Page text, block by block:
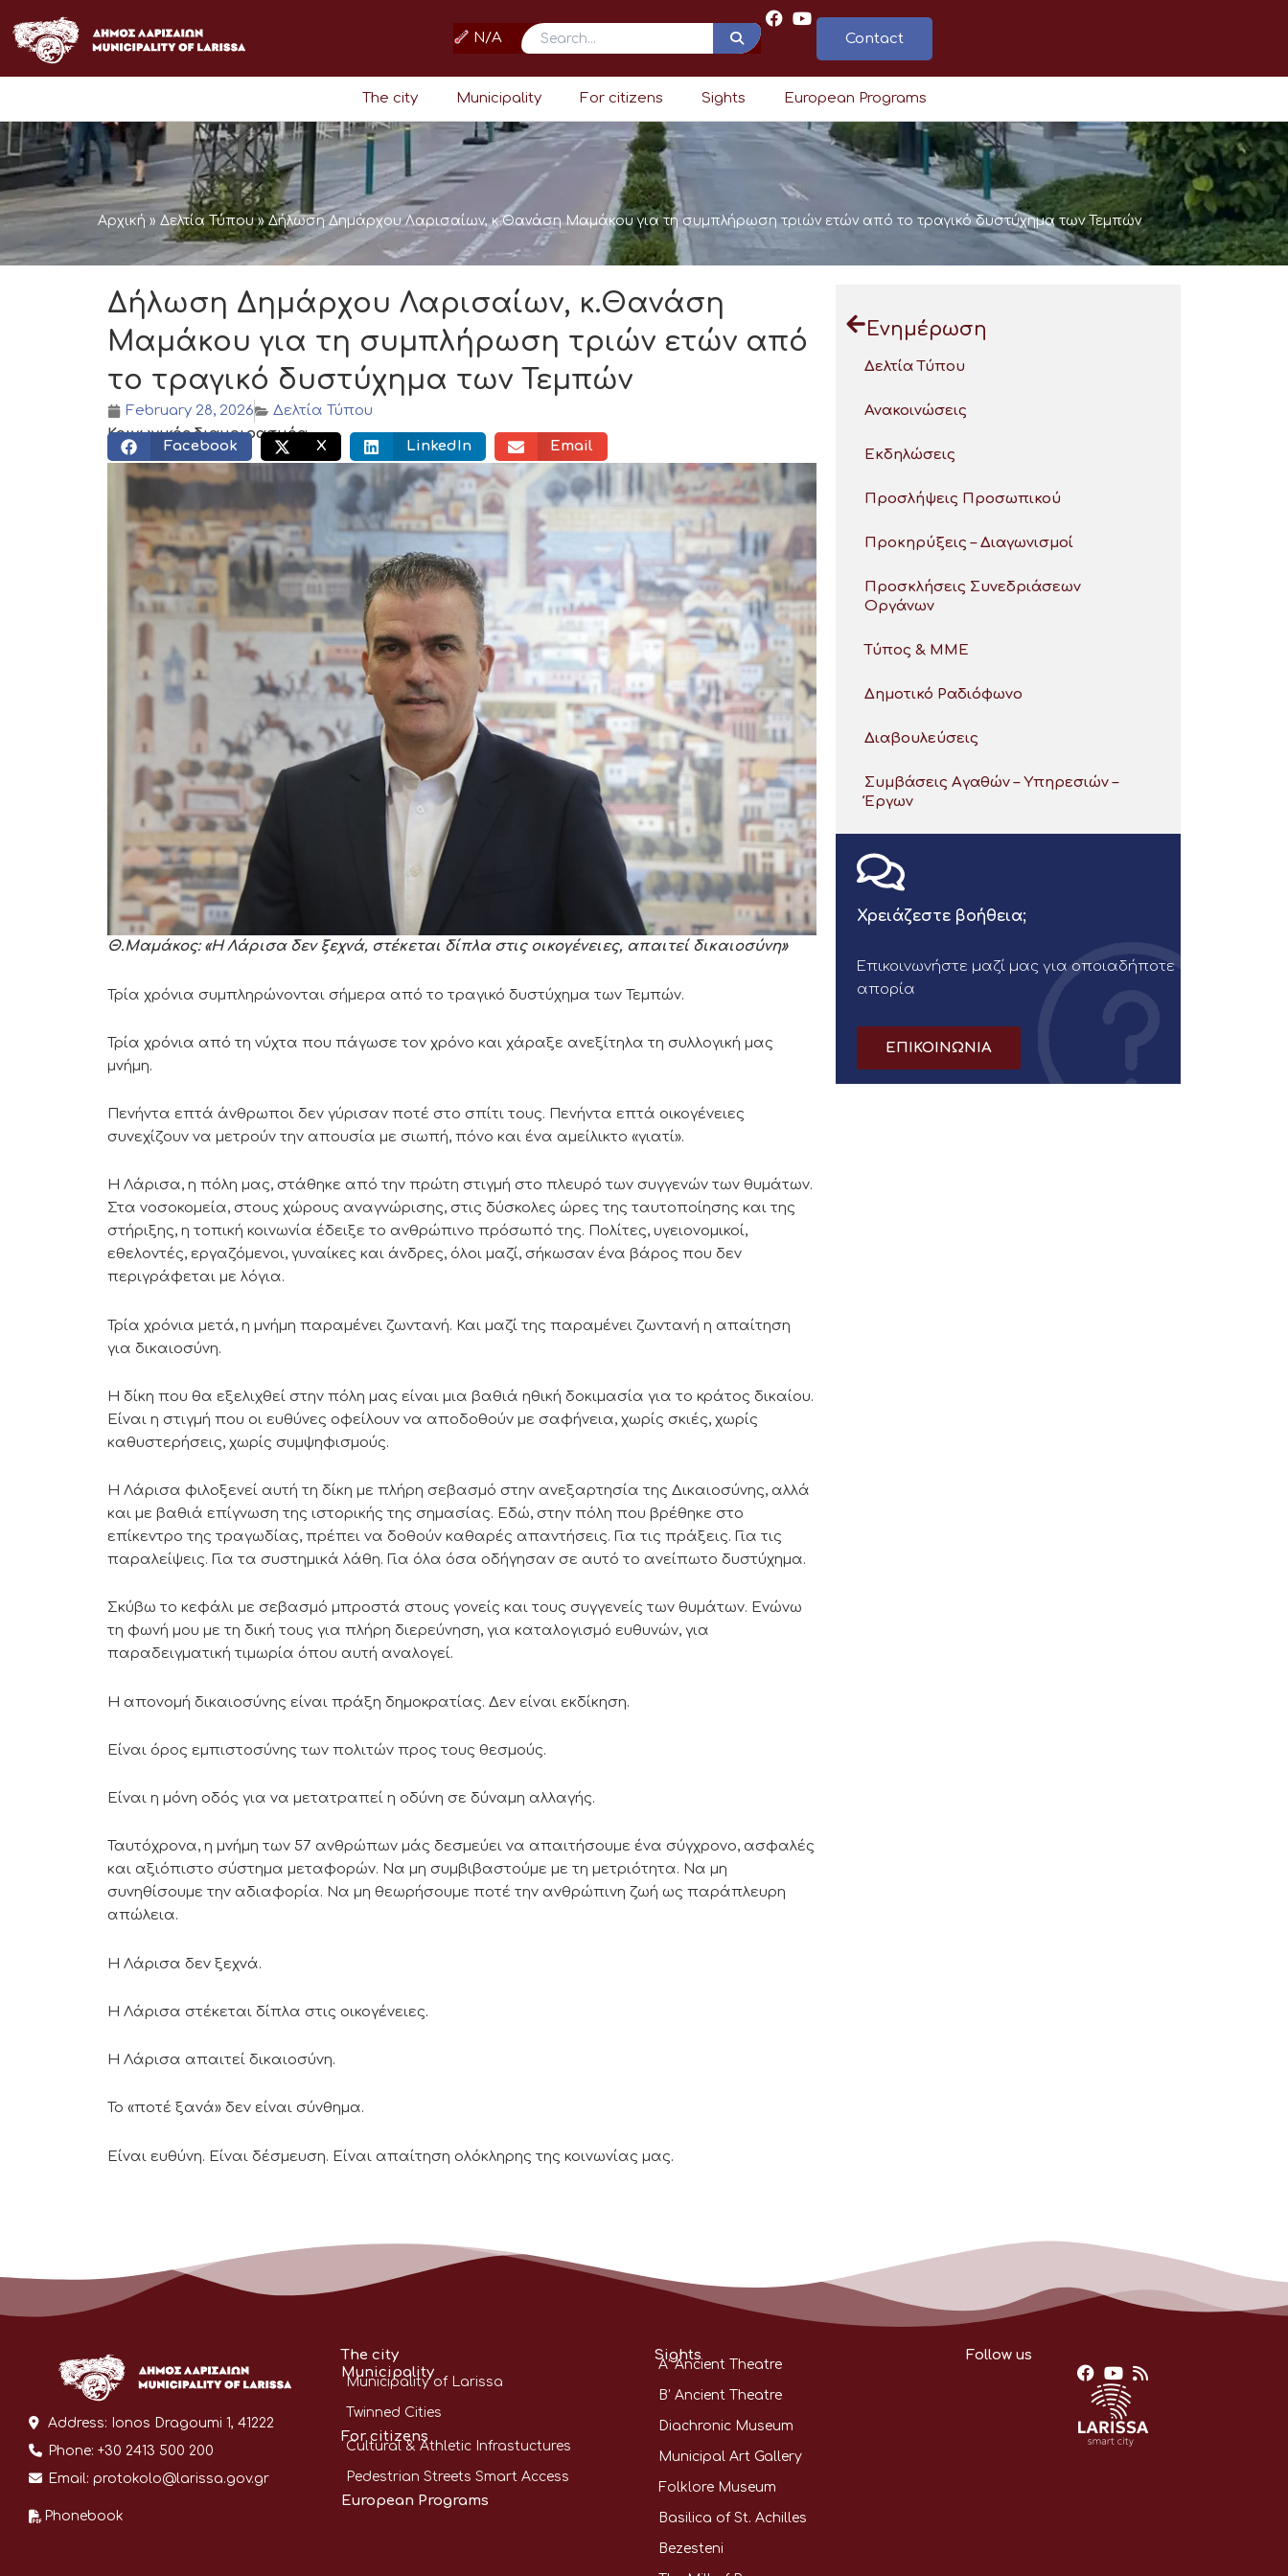
to
content
N/A Search Contact
The city Municipality For citizens Sights European Programs
Αρχική » Δελτία Τύπου»Δήλωση Δημάρχου Λαρισαίων, κ.Θανάση Μαμάκου για τη συμπλήρωση τριών ετών από το τραγικό δυστύχημα των Τεμπών
Δήλωση Δημάρχου Λαρισαίων, κ.Θανάση
Μαμάκου για τη συμπλήρωση τριών ετών από
το τραγικό δυστύχημα των Τεμπών
February 28, 2026
Δελτία Τύπου
Κοινωνικός διαμοιρασμός:
Facebook X LinkedIn Email
Θ.Μαμάκος: «Η Λάρισα δεν ξεχνά, στέκεται δίπλα στις οικογένειες, απαιτεί δικαιοσύνη»
Τρία χρόνια συμπληρώνονται σήμερα από το τραγικό δυστύχημα των Τεμπών.
Τρία χρόνια από τη νύχτα που πάγωσε τον χρόνο και χάραξε ανεξίτηλα τη συλλογική μας
μνήμη.
Πενήντα επτά άνθρωποι δεν γύρισαν ποτέ στο σπίτι τους. Πενήντα επτά οικογένειες
συνεχίζουν να μετρούν την απουσία με σιωπή, πόνο και ένα αμείλικτο «γιατί».
Η Λάρισα, η πόλη μας, στάθηκε από την πρώτη στιγμή στο πλευρό των συγγενών των θυμάτων.
Στα νοσοκομεία, στους χώρους αναγνώρισης, στις δύσκολες ώρες της ταυτοποίησης και της
στήριξης, η τοπική κοινωνία έδειξε το ανθρώπινο πρόσωπό της. Πολίτες, υγειονομικοί,
εθελοντές, εργαζόμενοι, γυναίκες και άνδρες, όλοι μαζί, σήκωσαν ένα βάρος που δεν
περιγράφεται με λόγια.
Τρία χρόνια μετά, η μνήμη παραμένει ζωντανή. Και μαζί της παραμένει ζωντανή η απαίτηση
για δικαιοσύνη.
Η δίκη που θα εξελιχθεί στην πόλη μας είναι μια βαθιά ηθική δοκιμασία για το κράτος δικαίου.
Είναι η στιγμή που οι ευθύνες οφείλουν να αποδοθούν με σαφήνεια, χωρίς σκιές, χωρίς
καθυστερήσεις, χωρίς συμψηφισμούς.
Η Λάρισα φιλοξενεί αυτή τη δίκη με πλήρη σεβασμό στην ανεξαρτησία της Δικαιοσύνης, αλλά
και με βαθιά επίγνωση της ιστορικής της σημασίας. Εδώ, στην πόλη που βρέθηκε στο
επίκεντρο της τραγωδίας, πρέπει να δοθούν καθαρές απαντήσεις. Για τις πράξεις. Για τις
παραλείψεις. Για τα συστημικά λάθη. Για όλα όσα οδήγησαν σε αυτό το ανείπωτο δυστύχημα.
Σκύβω το κεφάλι με σεβασμό μπροστά στους γονείς και τους συγγενείς των θυμάτων. Ενώνω
τη φωνή μου με τη δική τους για πλήρη διερεύνηση, για καταλογισμό ευθυνών, για
παραδειγματική τιμωρία όπου αυτή αναλογεί.
Η απονομή δικαιοσύνης είναι πράξη δημοκρατίας. Δεν είναι εκδίκηση.
Είναι όρος εμπιστοσύνης των πολιτών προς τους θεσμούς.
Είναι η μόνη οδός για να μετατραπεί η οδύνη σε δύναμη αλλαγής.
Ταυτόχρονα, η μνήμη των 57 ανθρώπων μάς δεσμεύει να απαιτήσουμε ένα σύγχρονο, ασφαλές
και αξιόπιστο σύστημα μεταφορών. Να μη συμβιβαστούμε με τη μετριότητα. Να μη
συνηθίσουμε την αδιαφορία. Να μη θεωρήσουμε ποτέ την ανθρώπινη ζωή ως παράπλευρη
απώλεια.
Η Λάρισα δεν ξεχνά.
Η Λάρισα στέκεται δίπλα στις οικογένειες.
Η Λάρισα απαιτεί δικαιοσύνη.
Το «ποτέ ξανά» δεν είναι σύνθημα.
Είναι ευθύνη. Είναι δέσμευση. Είναι απαίτηση ολόκληρης της κοινωνίας μας.
Ενημέρωση
Δελτία Τύπου
Ανακοινώσεις
Εκδηλώσεις
Προσλήψεις Προσωπικού
Προκηρύξεις – Διαγωνισμοί
Προσκλήσεις Συνεδριάσεων
Οργάνων
Τύπος & ΜΜΕ
Δημοτικό Ραδιόφωνο
Διαβουλεύσεις
Συμβάσεις Αγαθών – Υπηρεσιών –
Έργων
Χρειάζεστε βοήθεια;
Επικοινωνήστε μαζί μας για οποιαδήποτε
απορία
ΕΠΙΚΟΙΝΩΝΙΑ
Address: Ionos Dragoumi 1, 41222
Phone: +30 2413 500 200
Email: protokolo@larissa.gov.gr
Phonebook
The city
Municipality
Municipality of Larissa
Twinned Cities
For citizens
Cultural & Athletic Infrastuctures
Pedestrian Streets Smart Access
European Programs
Sights
A’ Ancient Theatre
B’ Ancient Theatre
Diachronic Museum
Municipal Art Gallery
Folklore Museum
Basilica of St. Achilles
Bezesteni
Follow us